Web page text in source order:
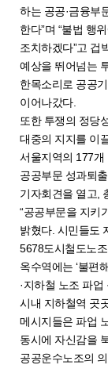
하는 공공·금융부
한다”며 “불법 행
조치하겠다”고 겁
예상을 뛰어넘는
한목소리로 공공
이어나갔다.
또한 투쟁의 정당
대중의 지지를 이
서울지역의 177개
공공부문 성과퇴
기자회견을 열고,
“공공부문을 지키
밝혔다. 시민들도
5678도시철도노
옥수역에는 ‘불편
·지하철 노조 파
시내 지하철역 곳
메시지들은 파업
동시에 자신감을
공공운수노조의